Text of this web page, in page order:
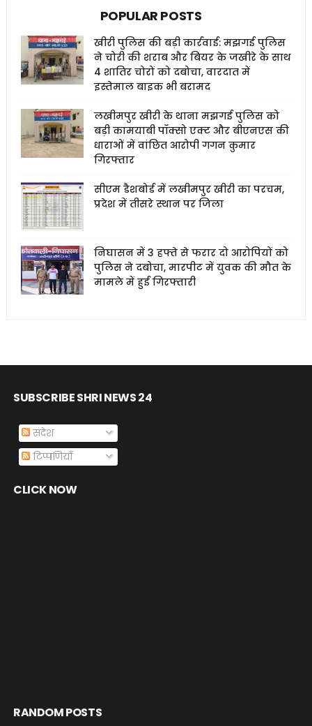
POPULAR POSTS
खीरी पुलिस की बड़ी कार्रवाई: मझगई पुलिस
ने चोरी की शराब और बियर के जखीरे के साथ
4 शातिर चोरों को दबोचा, वारदात में
इस्तेमाल बाइक भी बरामद
लखीमपुर खीरी के थाना मझगई पुलिस को
बड़ी कामयाबी पॉक्सो एक्ट और बीएनएस की
धाराओं में वांछित आरोपी गगन कुमार
गिरफ्तार
सीएम डैशबोर्ड में लखीमपुर खीरी का परचम,
प्रदेश में तीसरे स्थान पर जिला
निघासन में 3 हफ्ते से फरार दो आरोपियों को
पुलिस ने दबोचा, मारपीट में युवक की मौत के
मामले में हुई गिरफ्तारी
SUBSCRIBE SHRI NEWS 24
संदेश
टिप्पणियाँ
CLICK NOW
RANDOM POSTS